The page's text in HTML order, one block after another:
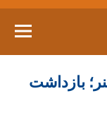
بازداشت